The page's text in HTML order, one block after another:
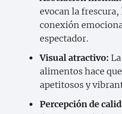
evocan la
conexión
espectador.
Visual atractivo:
alimentos hace
apetitosos y
Percepción de